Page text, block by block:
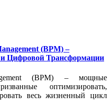
(BPM) –
Цифровой Трансформации
(BPM) – мощные
оптимизировать,
весь жизненный цикл